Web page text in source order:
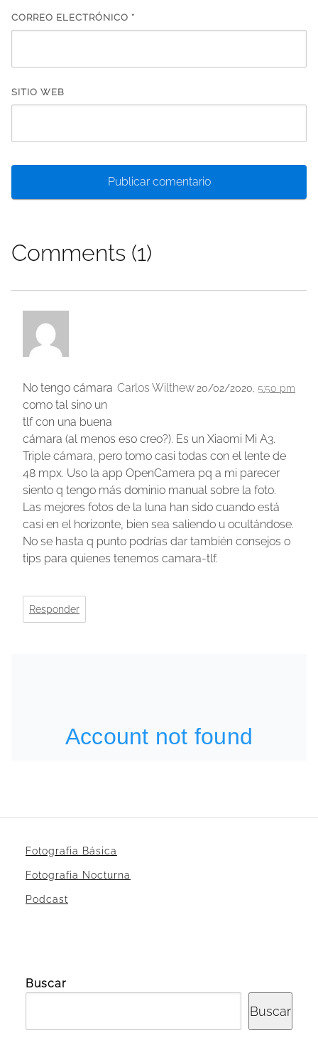
CORREO ELECTRÓNICO *
SITIO WEB
Comments (1)
Carlos Wilthew 20/02/2020, 5:50 pm
No tengo cámara
como tal sino un
tlf con una buena
cámara (al menos eso creo?). Es un Xiaomi Mi A3.
Triple cámara, pero tomo casi todas con el lente de
48 mpx. Uso la app OpenCamera pq a mi parecer
siento q tengo más dominio manual sobre la foto.
Las mejores fotos de la luna han sido cuando está
casi en el horizonte, bien sea saliendo u ocultándose.
No se hasta q punto podrías dar también consejos o
tips para quienes tenemos camara-tlf.
Responder
Fotografia Básica
Fotografia Nocturna
Podcast
Buscar
Buscar